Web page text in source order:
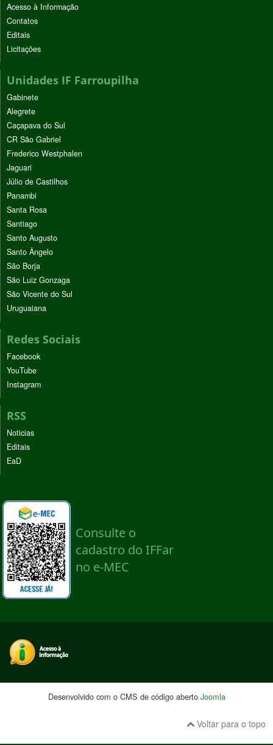
Acesso à Informação
Contatos
Editais
Licitações
Unidades IF Farroupilha
Gabinete
Alegrete
Caçapava do Sul
CR São Gabriel
Frederico Westphalen
Jaguari
Júlio de Castilhos
Panambi
Santa Rosa
Santiago
Santo Augusto
Santo Ângelo
São Borja
São Luiz Gonzaga
São Vicente do Sul
Uruguaiana
Redes Sociais
Facebook
YouTube
Instagram
RSS
Noticias
Editais
EaD
Desenvolvido com o CMS de código aberto Joomla
Voltar para o topo